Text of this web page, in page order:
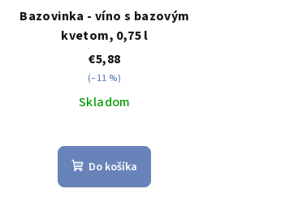
Bazovinka - víno s bazovým
kvetom, 0,75 l
€5,88
(–11 %)
Skladom
Do košíka